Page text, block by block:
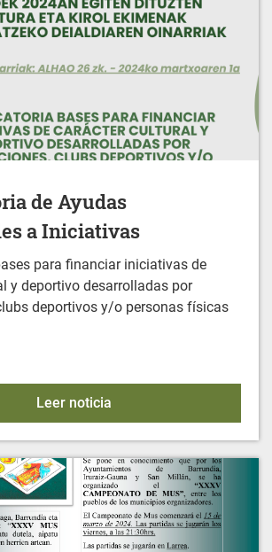
de Ayudas
a Iniciativas
para financiar iniciativas de
y deportivo desarrolladas por
deportivos y/o personas físicas
Leer noticiaConvocatoria de